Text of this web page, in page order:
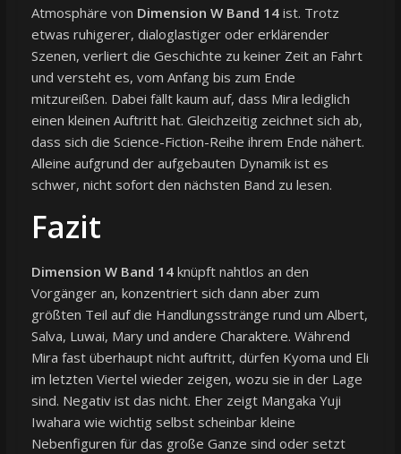
Atmosphäre von Dimension W Band 14ist. Trotz
etwas ruhigerer, dialoglastiger oder erklärender
Szenen, verliert die Geschichte zu keiner Zeit an Fahrt
und versteht es, vom Anfang bis zum Ende
mitzureißen. Dabei fällt kaum auf, dass Mira lediglich
einen kleinen Auftritt hat. Gleichzeitig zeichnet sich ab,
dass sich die Science-Fiction-Reihe ihrem Ende nähert.
Alleine aufgrund der aufgebauten Dynamik ist es
schwer, nicht sofort den nächsten Band zu lesen.
Fazit
Dimension W Band 14knüpft nahtlos an den
Vorgänger an, konzentriert sich dann aber zum
größten Teil auf die Handlungsstränge rund um Albert,
Salva, Luwai, Mary und andere Charaktere. Während
Mira fast überhaupt nicht auftritt, dürfen Kyoma und Eli
im letzten Viertel wieder zeigen, wozu sie in der Lage
sind. Negativ ist das nicht. Eher zeigt Mangaka Yuji
Iwahara wie wichtig selbst scheinbar kleine
Nebenfiguren für das große Ganze sind oder setzt